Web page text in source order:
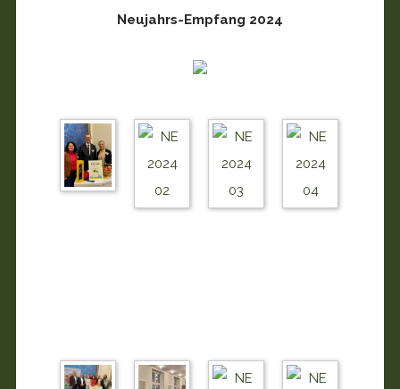
Neujahrs-Empfang 2024